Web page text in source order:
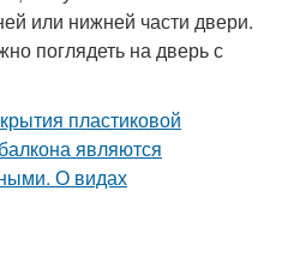
или нижней части двери.
поглядеть на дверь с